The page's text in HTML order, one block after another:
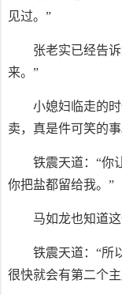
见过。”
张老实已经告
来。”
小媳妇临走的
卖，真是件可笑的事
铁震天道：“你
你把盐都留给我。”
马如龙也知道这
铁震天道：“所
很快就会有第二个